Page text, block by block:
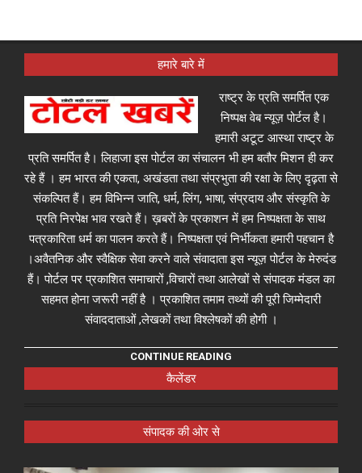
हमारे बारे में
राष्ट्र के प्रति समर्पित एक
निष्पक्ष वेब न्यूज़ पोर्टल है।
हमारी अटूट आस्था राष्ट्र के
प्रति समर्पित है। लिहाजा इस पोर्टल का संचालन भी हम बतौर मिशन ही कर
रहे हैं । हम भारत की एकता, अखंडता तथा संप्रभुता की रक्षा के लिए दृढ़ता से
संकल्पित हैं। हम विभिन्न जाति, धर्म, लिंग, भाषा, संप्रदाय और संस्कृति के
प्रति निरपेक्ष भाव रखते हैं। ख़बरों के प्रकाशन में हम निष्पक्षता के साथ
पत्रकारिता धर्म का पालन करते हैं। निष्पक्षता एवं निर्भीकता हमारी पहचान है
।अवैतनिक और स्वैक्षिक सेवा करने वाले संवादाता इस न्यूज़ पोर्टल के मेरुदंड
हैं। पोर्टल पर प्रकाशित समाचारों ,विचारों तथा आलेखों से संपादक मंडल का
सहमत होना जरूरी नहीं है । प्रकाशित तमाम तथ्यों की पूरी जिम्मेदारी
संवाददाताओं ,लेखकों तथा विश्लेषकों की होगी ।
CONTINUE READING
कैलेंडर
संपादक की ओर से